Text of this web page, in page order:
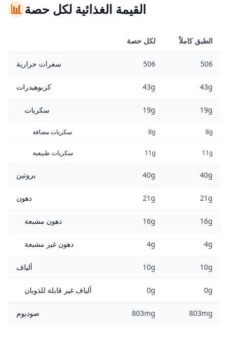
📊القيمة الغذائية لكل حصة
لكل حصة الطبق كاملاً
سعرات حرارية 506 506
كربوهيدرات 43g 43g
سكريات 19g 19g
سكريات مضافة 8g 8g
سكريات طبيعية 11g 11g
بروتين 40g 40g
دهون 21g 21g
دهون مشبعة 16g 16g
دهون غير مشبعة 4g 4g
ألياف 10g 10g
ألياف غير قابلة للذوبان 0g 0g
صوديوم 803mg 803mg